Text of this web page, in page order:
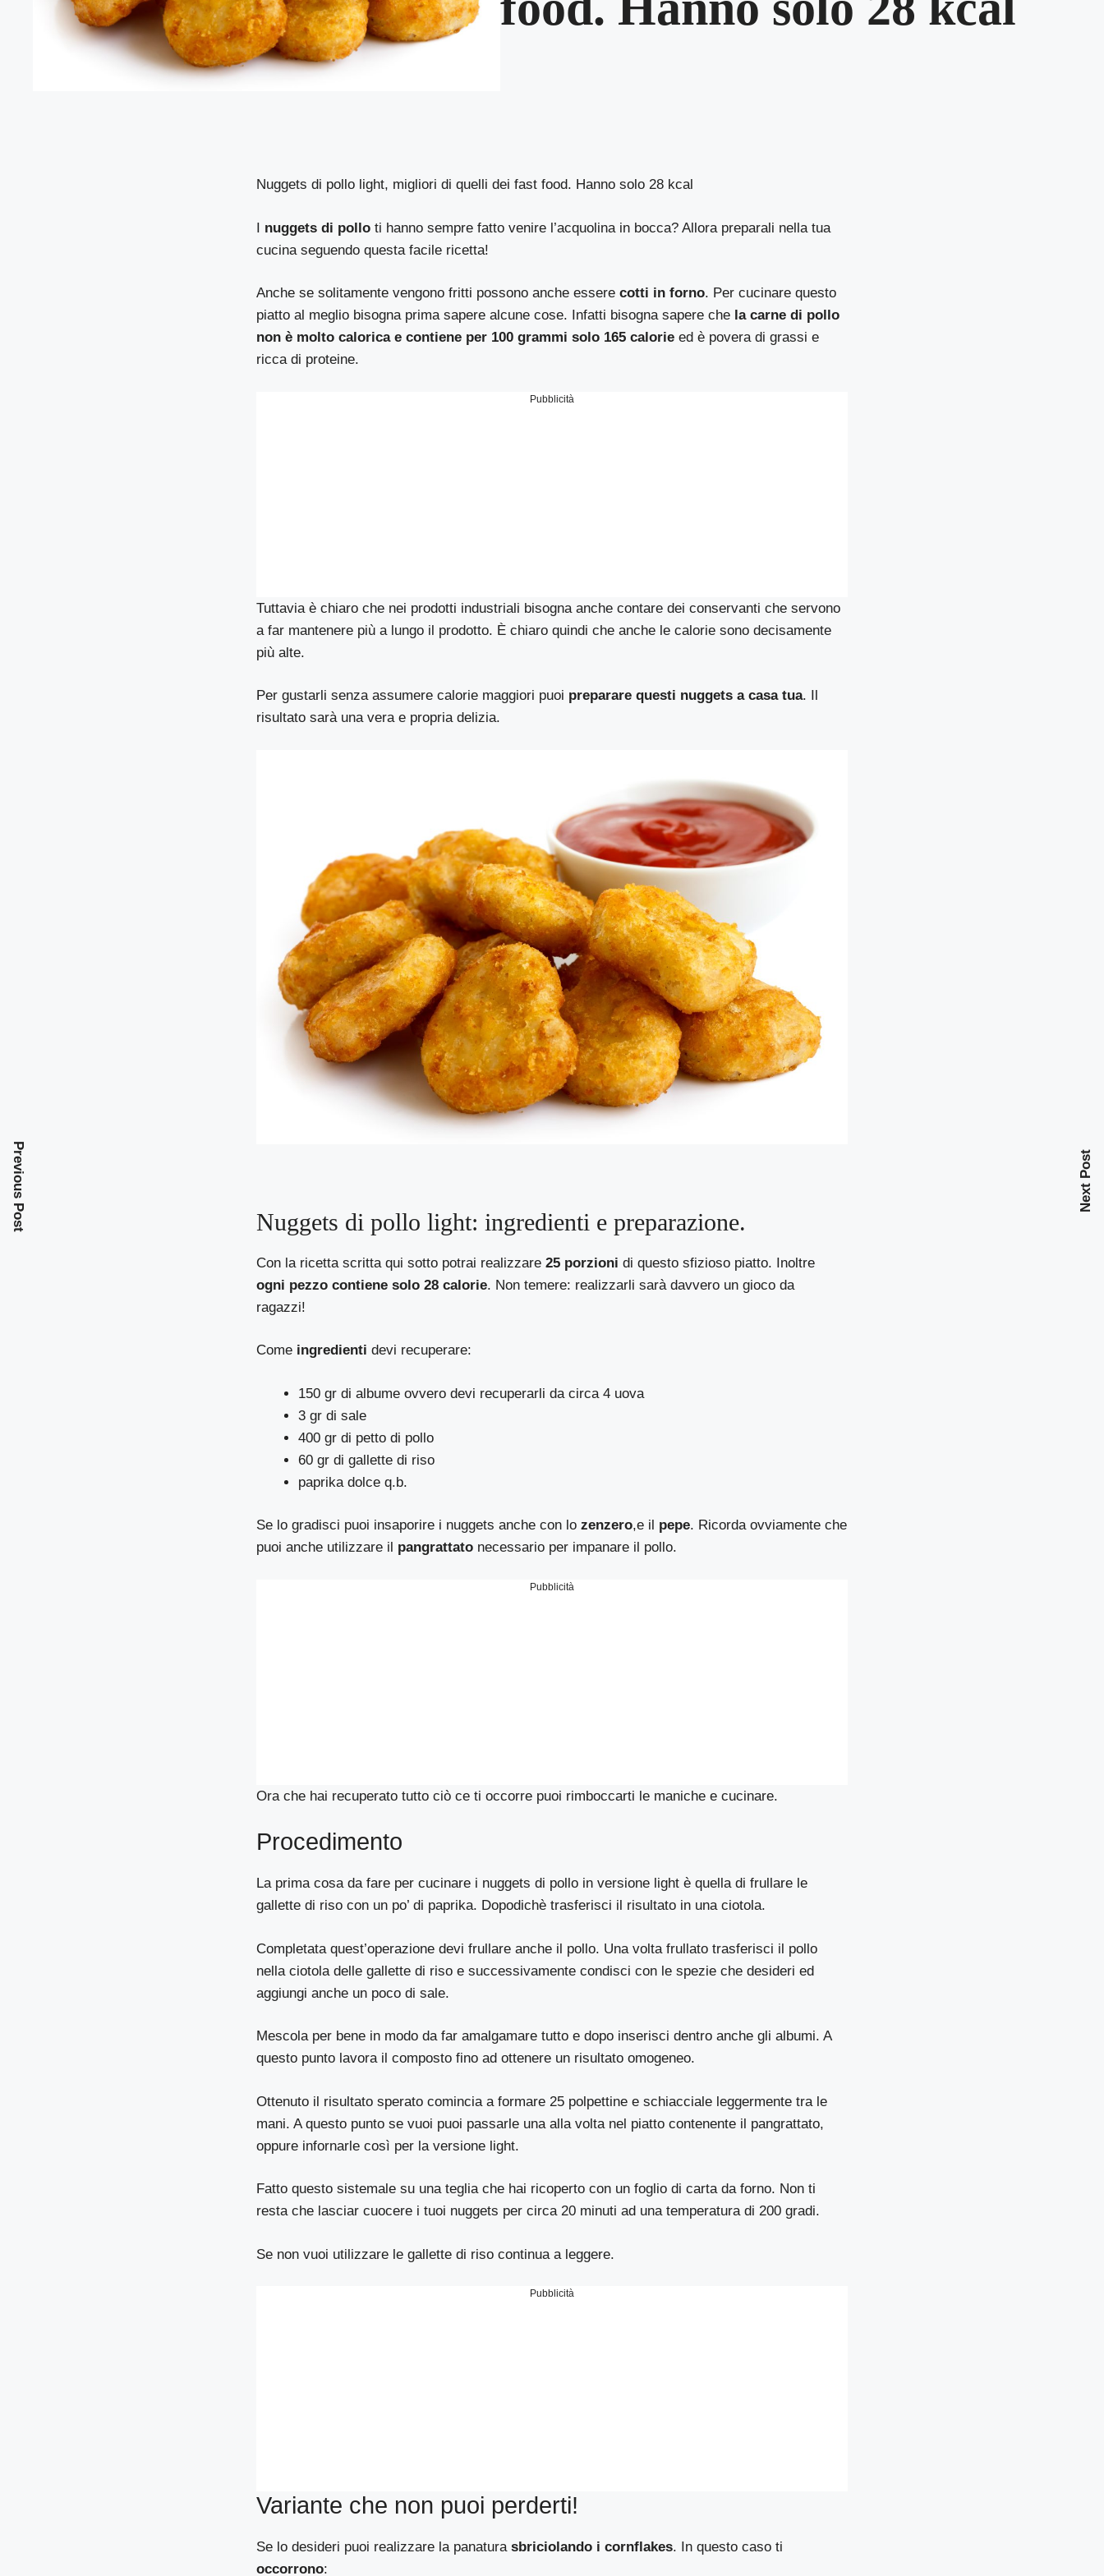
Nuggets di pollo light, migliori di quelli dei fast food. Hanno solo 28 kcal
I nuggets di pollo ti hanno sempre fatto venire l’acquolina in bocca? Allora preparali nella tua
cucina seguendo questa facile ricetta!
Anche se solitamente vengono fritti possono anche esserecotti in forno. Per cucinare questo
piatto al meglio bisogna prima sapere alcune cose. Infatti bisogna sapere che la carne di pollo
non è molto calorica e contiene per 100 grammi solo 165 calorie ed è povera di grassi e
ricca di proteine.
Pubblicità
Tuttavia è chiaro che nei prodotti industriali bisogna anche contare dei conservanti che servono
a far mantenere più a lungo il prodotto. È chiaro quindi che anche le calorie sono decisamente
più alte.
Per gustarli senza assumere calorie maggiori puoi preparare questi nuggets a casa tua. Il
risultato sarà una vera e propria delizia.
Nuggets di pollo light: ingredienti e preparazione.
Con la ricetta scritta qui sotto potrai realizzare25 porzioni di questo sfizioso piatto. Inoltre
ogni pezzo contiene solo 28 calorie. Non temere: realizzarli sarà davvero un gioco da
ragazzi!
Come ingredienti devi recuperare:
150 gr di albume ovvero devi recuperarli da circa 4 uova
3 gr di sale
400 gr di petto di pollo
60 gr di gallette di riso
paprika dolce q.b.
Se lo gradisci puoi insaporire i nuggets anche con lo zenzero,e il pepe. Ricorda ovviamente che
puoi anche utilizzare il pangrattato necessario per impanare il pollo.
Pubblicità
Ora che hai recuperato tutto ciò ce ti occorre puoi rimboccarti le maniche e cucinare.
Procedimento
La prima cosa da fare per cucinare i nuggets di pollo in versione light è quella di frullare le
gallette di riso con un po’ di paprika. Dopodichè trasferisci il risultato in una ciotola.
Completata quest’operazione devi frullare anche il pollo. Una volta frullato trasferisci il pollo
nella ciotola delle gallette di riso e successivamente condisci con le spezie che desideri ed
aggiungi anche un poco di sale.
Mescola per bene in modo da far amalgamare tutto e dopo inserisci dentro anche gli albumi. A
questo punto lavora il composto fino ad ottenere un risultato omogeneo.
Ottenuto il risultato sperato comincia a formare 25 polpettine e schiacciale leggermente tra le
mani. A questo punto se vuoi puoi passarle una alla volta nel piatto contenente il pangrattato,
oppure infornarle così per la versione light.
Fatto questo sistemale su una teglia che hai ricoperto con un foglio di carta da forno. Non ti
resta che lasciar cuocere i tuoi nuggets per circa 20 minuti ad una temperatura di 200 gradi.
Se non vuoi utilizzare le gallette di riso continua a leggere.
Pubblicità
Variante che non puoi perderti!
Se lo desideri puoi realizzare la panaturasbriciolando i cornflakes. In questo caso ti
occorrono:
Previous Post Next Post